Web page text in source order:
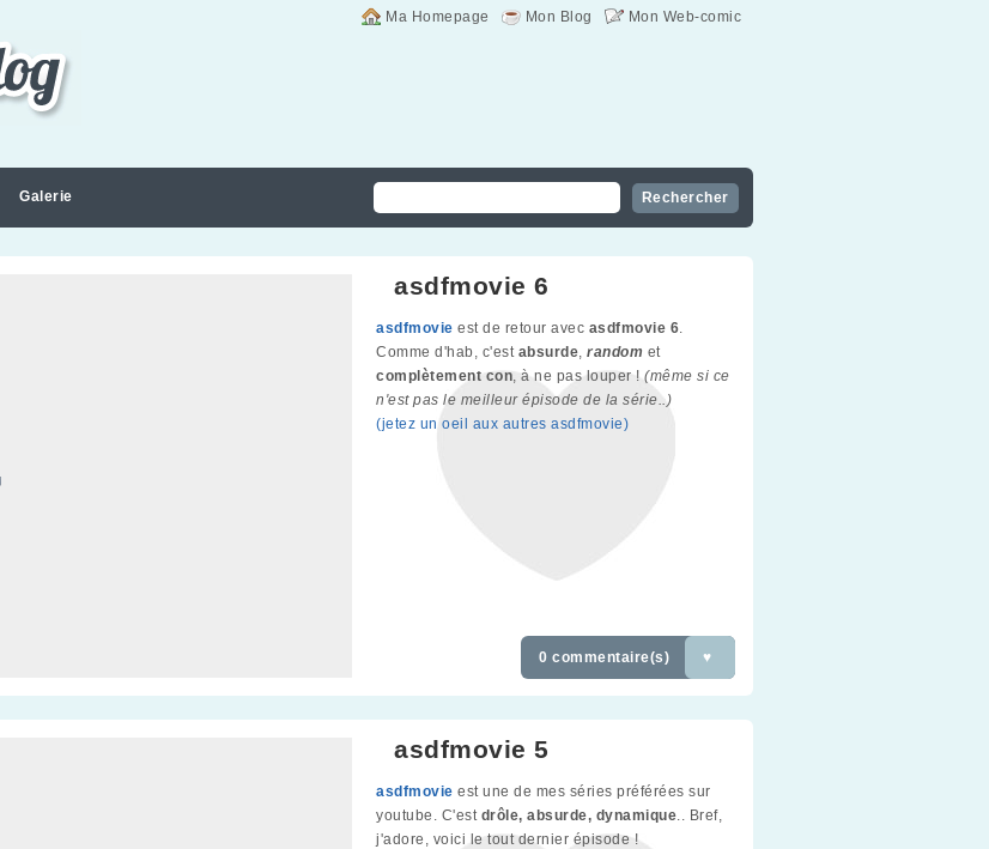
Mon Web-comic
Mon Blog
Ma Homepage
Galerie
asdfmovie 6
asdfmovie est de retour avec asdfmovie 6.
Comme d'hab, c'est absurde, random et
complètement con, à ne pas louper ! (même si ce
n'est pas le meilleur épisode de la série..)
(jetez un oeil aux autres asdfmovie)
0 commentaire(s) ♥
asdfmovie 5
asdfmovie est une de mes séries préférées sur
youtube. C'est drôle, absurde, dynamique.. Bref,
j'adore, voici le tout dernier épisode !